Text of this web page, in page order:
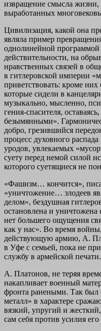
извращение смысла жизни,
выработанных
Цивилизация, какой она
являла пример
однолинейной
действительности, на
нравственных связей в
в гитлеровской империи
приветствовать: кроме
которые сидели в
музыкально, мысленно,
гения-спасителя,
безымянными».
добро, грезившийся
процесс духовного
уродов, увлекаемых
суету перед немой силой
которого суетящиеся не
«Фашизм… кончится»,
«уничтожение… злодеев
делом», бездушная
остановлена и уничтожена
нет большего ощущения
как у нас». Во время
действующую армию, А.
в Уфе с семьей, пока не
службу в армейской печати.
А. Платонов, не теряя
накапливает военный
фронта ранеными. Так
металл» в характере
вязкий, упругий и
сам себя против усилия